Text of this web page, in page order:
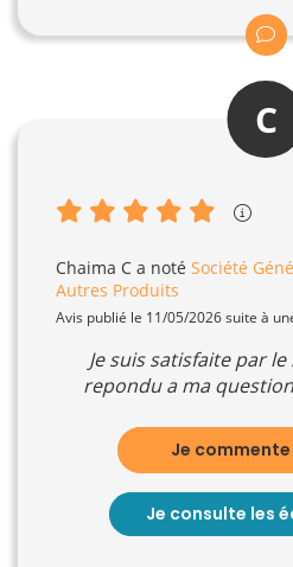
C
Chaima C a noté Société
Autres Produits
Avis publié le 11/05/2026 suite à
Je suis satisfaite par
repondu a ma
Je
Je consulte les